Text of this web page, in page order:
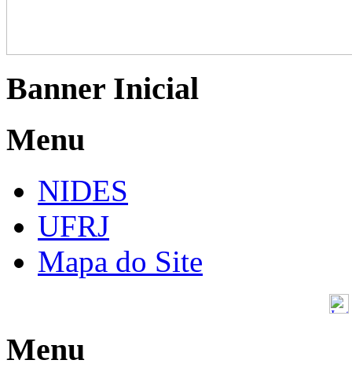
Banner Inicial
Menu
NIDES
UFRJ
Mapa do Site
Menu